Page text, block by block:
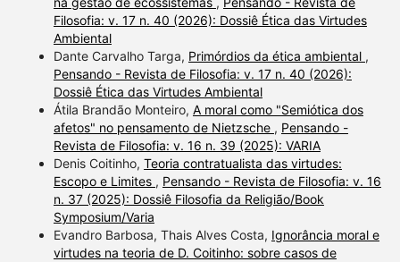
Filosofia: v. 17 n. 40 (2026): Dossiê Ética das Virtudes
Ambiental
Dante Carvalho Targa, Primórdios da ética ambiental ,
Pensando - Revista de Filosofia: v. 17 n. 40 (2026):
Dossiê Ética das Virtudes Ambiental
Átila Brandão Monteiro, A moral como "Semiótica dos
afetos" no pensamento de Nietzsche , Pensando -
Revista de Filosofia: v. 16 n. 39 (2025): VARIA
Denis Coitinho, Teoria contratualista das virtudes:
Escopo e Limites , Pensando - Revista de Filosofia: v. 16
n. 37 (2025): Dossiê Filosofia da Religião/Book
Symposium/Varia
Evandro Barbosa, Thais Alves Costa, Ignorância moral e
virtudes na teoria de D. Coitinho: sobre casos de